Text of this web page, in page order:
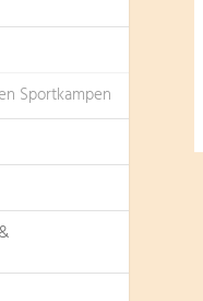
Sportkampen